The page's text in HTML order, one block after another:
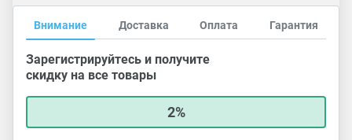
Внимание Доставка Оплата Гарантия
Зарегистрируйтесь и получите
скидку на все товары
2%